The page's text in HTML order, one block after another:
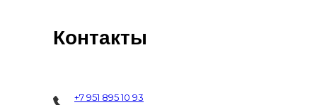
+7 951 895 10 93
Контакты